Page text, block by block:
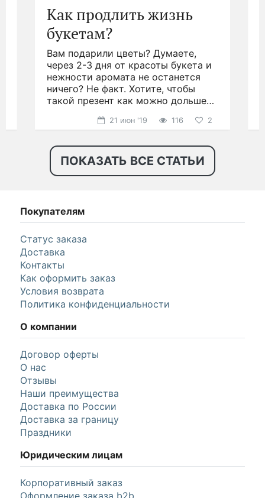
Как продлить жизнь
букетам?
Вам подарили цветы? Думаете,
через 2-3 дня от красоты букета и
нежности аромата не останется
ничего? Не факт. Хотите, чтобы
такой презент как можно дольше
21 июн '19 116 2
ПОКАЗАТЬ ВСЕ СТАТЬИ
Покупателям
Статус заказа
Доставка
Контакты
Как оформить заказ
Условия возврата
Политика конфиденциальности
О компании
Договор оферты
О нас
Отзывы
Наши преимущества
Доставка по России
Доставка за границу
Праздники
Юридическим лицам
Корпоративный заказ
Оформление заказа b2b